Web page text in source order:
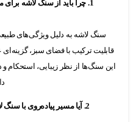
لاشه به دلیل ویژگی‌های طبیعی، مقاوم
ترکیب با فضای سبز، گزینه‌ای عالی
از نظر زیبایی، استحکام و دوام